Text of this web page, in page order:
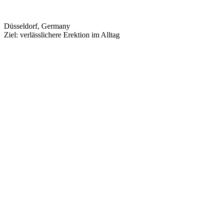
Düsseldorf, Germany
Ziel: verlässlichere Erektion im Alltag